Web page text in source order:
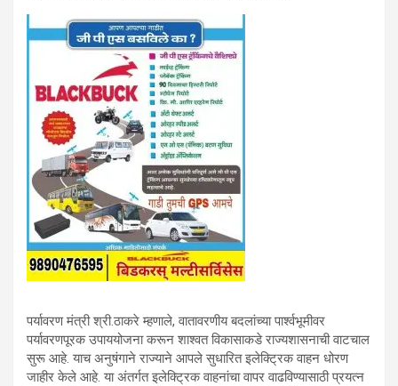
पर्यावरण मंत्री श्री.ठाकरे म्हणाले, वातावरणीय बदलांच्या पार्श्वभूमीवर
पर्यावरणपूरक उपाययोजना करून शाश्वत विकासाकडे राज्यशासनाची वाटचाल
सुरू आहे. याच अनुषंगाने राज्याने आपले सुधारित इलेक्ट्रिक वाहन धोरण
जाहीर केले आहे. या अंतर्गत इलेक्ट्रिक वाहनांचा वापर वाढविण्यासाठी प्रयत्न